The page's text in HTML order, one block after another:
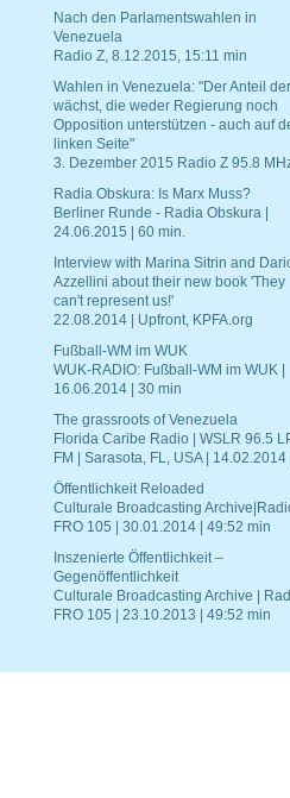
Nach den Parlamentswahlen in
Venezuela
Radio Z, 8.12.2015, 15:11 min
Wahlen in Venezuela: "Der Anteil
wächst, die weder Regierung noch
Opposition unterstützen - auch auf
linken Seite"
3. Dezember 2015 Radio Z 95.8
Radia Obskura: Is Marx Muss?
Berliner Runde - Radia Obskura |
24.06.2015 | 60 min.
Interview with Marina Sitrin and
Azzellini about their new book 'They
can't represent us!'
22.08.2014 | Upfront, KPFA.org
Fußball-WM im WUK
WUK-RADIO: Fußball-WM im WUK |
16.06.2014 | 30 min
The grassroots of Venezuela
Florida Caribe Radio | WSLR 96.5
FM | Sarasota, FL, USA | 14.02.2014
Öffentlichkeit Reloaded
Culturale Broadcasting
FRO 105 | 30.01.2014 | 49:52 min
Inszenierte Öffentlichkeit –
Gegenöffentlichkeit
Culturale Broadcasting Archive |
FRO 105 | 23.10.2013 | 49:52 min